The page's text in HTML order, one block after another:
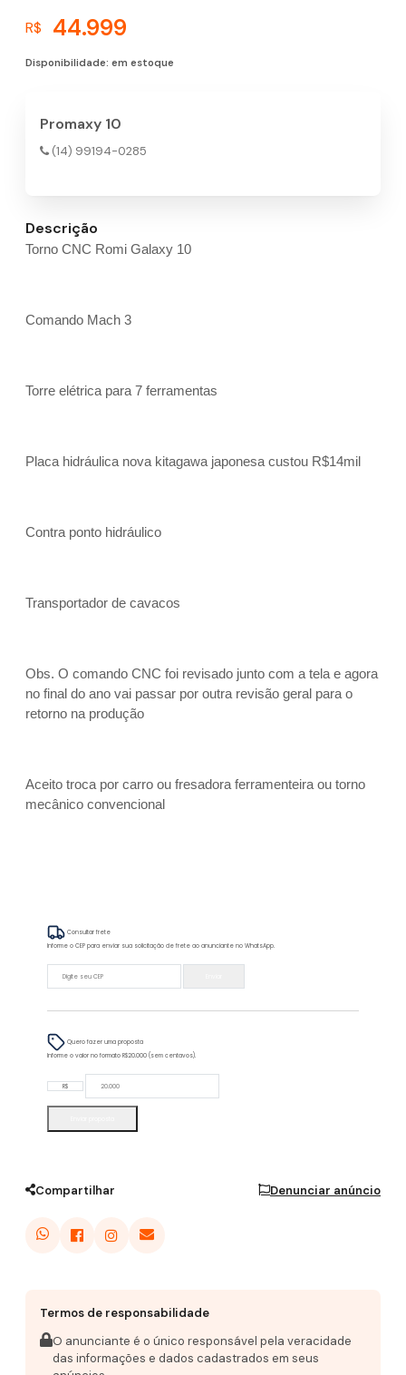
R$ 44.999
Disponibilidade: em estoque
Promaxy 10
(14) 99194-0285
Descrição
Torno CNC Romi Galaxy 10
Comando Mach 3
Torre elétrica para 7 ferramentas
Placa hidráulica nova kitagawa japonesa custou R$14mil
Contra ponto hidráulico
Transportador de cavacos
Obs. O comando CNC foi revisado junto com a tela e agora
no final do ano vai passar por outra revisão geral para o
retorno na produção
Aceito troca por carro ou fresadora ferramenteira ou torno
mecânico convencional
Consultar frete
Informe o CEP para enviar sua solicitação de frete ao anunciante no WhatsApp.
Quero fazer uma proposta
Informe o valor no formato R$20.000 (sem centavos).
R$
Compartilhar Denunciar anúncio
Termos de responsabilidade
O anunciante é o único responsável pela veracidade
das informações e dados cadastrados em seus